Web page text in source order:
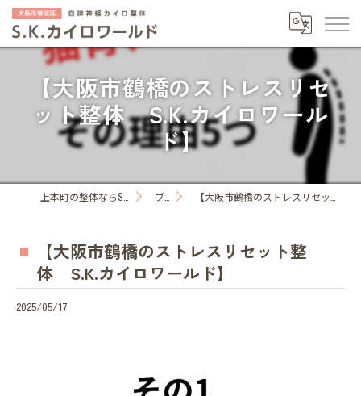
【大阪市鶴橋のストレスリセ
ット整体 S.K.カイロワール
ド】
ブログ 【大阪市鶴橋のストレスリセット整体 S.K.カイロワールド】
【大阪市鶴橋のストレスリセット整
体 S.K.カイロワールド】
2025/05/17